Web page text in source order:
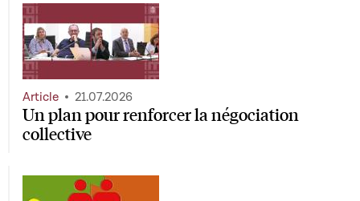
Un plan pour renforcer la négociation
collective
Article 21.07.2026